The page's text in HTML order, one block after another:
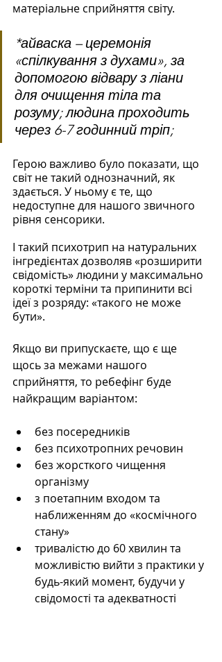
матеріальне сприйняття світу.
*айваска – церемонія
«спілкування з духами», за
допомогою відвару з ліани
для очищення тіла та
розуму; людина проходить
через 6-7 годинний тріп;
Герою важливо було показати, що
світ не такий однозначний, як
здається. У ньому є те, що
недоступне для нашого звичного
рівня сенсорики.
І такий психотрип на натуральних
інгредієнтах дозволяв «розширити
свідомість» людини у максимально
короткі терміни та припинити всі
ідеї з розряду: «такого не може
бути».
Якщо ви припускаєте, що є ще
щось за межами нашого
сприйняття, то ребефінг буде
найкращим варіантом:
без посередників
без психотропних речовин
без жорсткого чищення
організму
з поетапним входом та
наближенням до «космічного
стану»
тривалістю до 60 хвилин та
можливістю вийти з практики у
будь-який момент, будучи у
свідомості та адекватності